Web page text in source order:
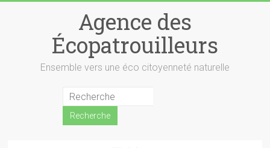
Agence des
Écopatrouilleurs
Ensemble vers une éco citoyenneté naturelle